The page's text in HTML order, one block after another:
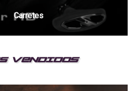
Carretes
VENDIDOS